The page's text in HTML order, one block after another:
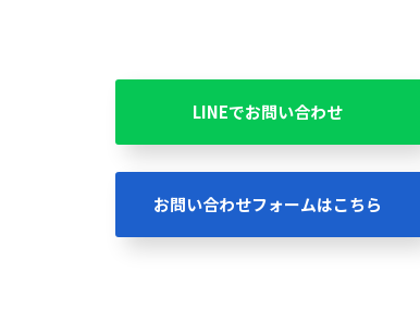
LINEでお問い合わせ
お問い合わせフォームはこちら